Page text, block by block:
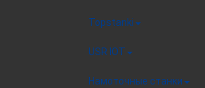
Topstanki
USR IOT
Намоточные станки